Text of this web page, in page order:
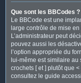
Que sont les BBCodes ?
Le BBCode est une
large contrôle de mise
L’administrateur peut
pouvez aussi les
l’option appropriée du
lui-même est similaire
crochets [ et ] plutôt que
consultez le guide